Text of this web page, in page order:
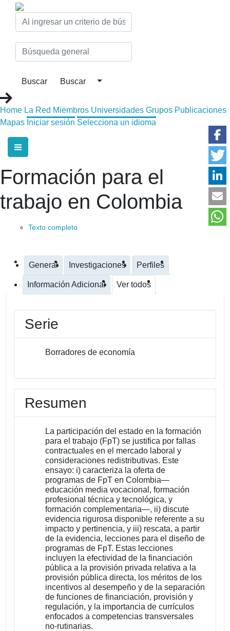
Home La Red Miembros Universidades Grupos Publicaciones
Mapas Iniciar sesión Selecciona un idioma
Formación para el
trabajo en Colombia
Texto completo
General Investigaciones Perfiles
Información Adicional Ver todos
Serie
Borradores de economía
Resumen
La participación del estado en la formación
para el trabajo (FpT) se justifica por fallas
contractuales en el mercado laboral y
consideraciones redistributivas. Este
ensayo: i) caracteriza la oferta de
programas de FpT en Colombia—
educación media vocacional, formación
profesional técnica y tecnológica, y
formación complementaria—, ii) discute
evidencia rigurosa disponible referente a su
impacto y pertinencia, y iii) rescata, a partir
de la evidencia, lecciones para el diseño de
programas de FpT. Estas lecciones
incluyen la efectividad de la financiación
pública a la provisión privada relativa a la
provisión pública directa, los méritos de los
incentivos al desempeño y de la separación
de funciones de financiación, provisión y
regulación, y la importancia de currículos
enfocados a competencias transversales
no-rutinarias.